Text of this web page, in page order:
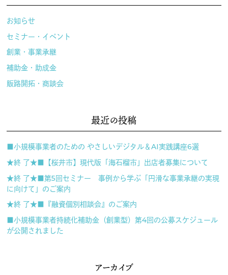
お知らせ
セミナー・イベント
創業・事業承継
補助金・助成金
販路開拓・商談会
最近の投稿
■小規模事業者のための やさしいデジタル＆AI実践講座6選
★終 了★■【桜井市】現代版「海石榴市」出店者募集について
★終 了★■第5回セミナー 事例から学ぶ「円滑な事業承継の実現
に向けて」のご案内
★終 了★■『融資個別相談会』のご案内
■小規模事業者持続化補助金（創業型）第4回の公募スケジュール
が公開されました
アーカイブ